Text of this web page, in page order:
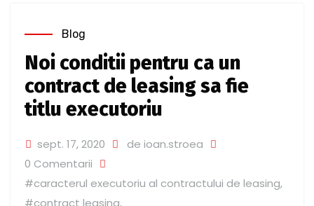
Blog
Noi conditii pentru ca un
contract de leasing sa fie
titlu executoriu
sept. 17, 2020
de ioan.stroea
0 Comentarii
#caracterul executoriu al contractului de leasing,
#contract leasing,